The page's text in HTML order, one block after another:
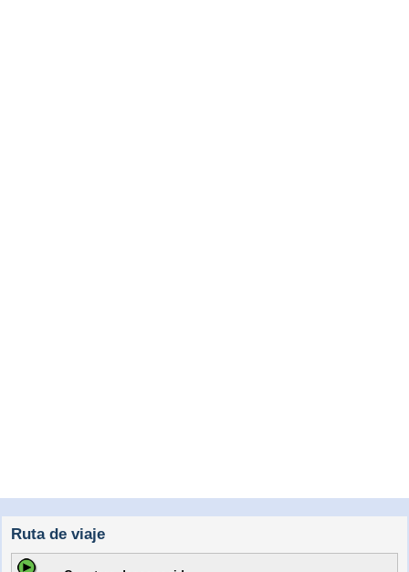
Ruta de viaje